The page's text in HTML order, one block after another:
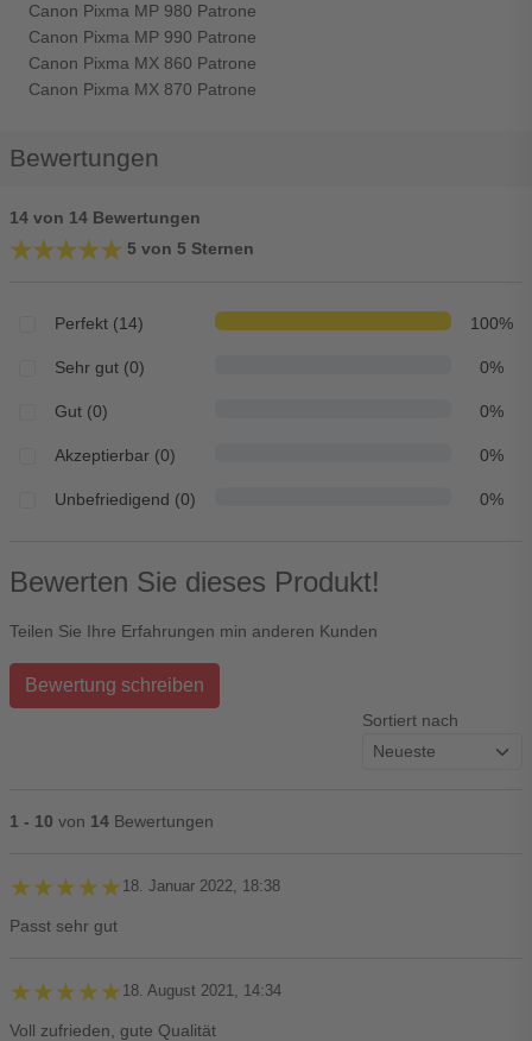
Canon Pixma MP 980 Patrone
Canon Pixma MP 990 Patrone
Canon Pixma MX 860 Patrone
Canon Pixma MX 870 Patrone
Bewertungen
14 von 14 Bewertungen
★★★★★
★★★★★ 5 von 5 Sternen
Perfekt (14) 100%
Sehr gut (0) 0%
Gut (0) 0%
Akzeptierbar (0) 0%
Unbefriedigend (0) 0%
Bewerten Sie dieses Produkt!
Teilen Sie Ihre Erfahrungen min anderen Kunden
Bewertung schreiben
Sortiert nach
1 - 10 von 14 Bewertungen
★★★★★
★★★★★ 18. Januar 2022, 18:38
Passt sehr gut
★★★★★
★★★★★ 18. August 2021, 14:34
Voll zufrieden, gute Qualität